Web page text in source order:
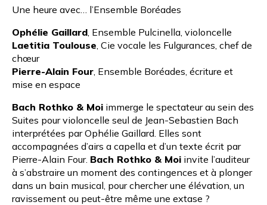
Une heure avec… l’Ensemble Boréades
Ophélie Gaillard Ensemble Pulcinella , violoncelle
Laetitia Toulouse Cie vocale les Fulgurances , chef de
chœur
Pierre-Alain Four Ensemble Boréades , écriture et
mise en espace
Bach Rothko & Moi immerge le spectateur au sein des
Suites pour violoncelle seul de Jean-Sebastien Bach
interprétées par Ophélie Gaillard. Elles sont
accompagnées d’airs a capella et d’un texte écrit par
Pierre-Alain Four. Bach Rothko & Moi invite l’auditeur
à s’abstraire un moment des contingences et à plonger
dans un bain musical, pour chercher une élévation, un
ravissement ou peut-être même une extase ?